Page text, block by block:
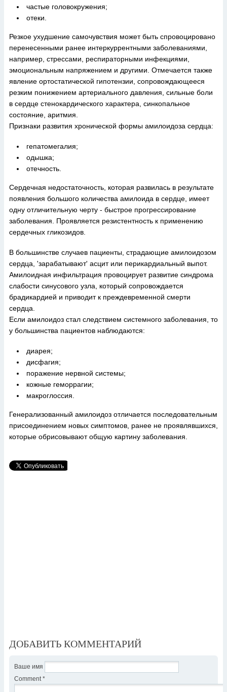
частые головокружения;
отеки.
Резкое ухудшение самочувствия может быть спровоцировано
перенесенными ранее интеркуррентными заболеваниями,
например, стрессами, респираторными инфекциями,
эмоциональным напряжением и другими. Отмечается также
явление ортостатической гипотензии, сопровождающееся
резким понижением артериального давления, сильные боли
в сердце стенокардического характера, синкопальное
состояние, аритмия.
Признаки развития хронической формы амилоидоза сердца:
гепатомегалия;
одышка;
отечность.
Сердечная недостаточность, которая развилась в результате
появления большого количества амилоида в сердце, имеет
одну отличительную черту - быстрое прогрессирование
заболевания. Проявляется резистентность к применению
сердечных гликозидов.
В большинстве случаев пациенты, страдающие амилоидозом
сердца, 'зарабатывают' асцит или перикардиальный выпот.
Амилоидная инфильтрация провоцирует развитие синдрома
слабости синусового узла, который сопровождается
брадикардией и приводит к преждевременной смерти
сердца.
Если амилоидоз стал следствием системного заболевания, то
у большинства пациентов наблюдаются:
диарея;
дисфагия;
поражение нервной системы;
кожные геморрагии;
макроглоссия.
Генерализованный амилоидоз отличается последовательным
присоединением новых симптомов, ранее не проявлявшихся,
которые обрисовывают общую картину заболевания.
ДОБАВИТЬ КОММЕНТАРИЙ
Ваше имя
Comment *